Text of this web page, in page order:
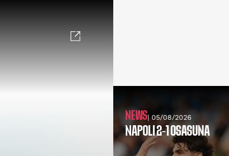
NEWS| 05/08/2026
NAPOLI 2-1 OSASUNA